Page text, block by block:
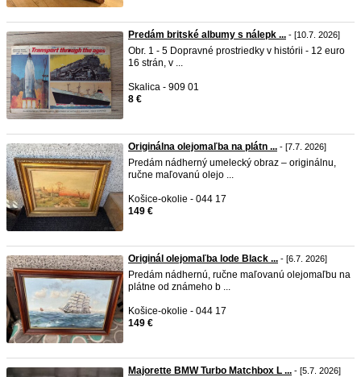
Predám britské albumy s nálepk ... - [10.7. 2026]
Obr. 1 - 5 Dopravné prostriedky v histórii - 12 euro
16 strán, v ...
Skalica - 909 01
8 €
Originálna olejomaľba na plátn ... - [7.7. 2026]
Predám nádherný umelecký obraz – originálnu,
ručne maľovanú olejo ...
Košice-okolie - 044 17
149 €
Originál olejomaľba lode Black ... - [6.7. 2026]
Predám nádhernú, ručne maľovanú olejomaľbu na
plátne od známeho b ...
Košice-okolie - 044 17
149 €
Majorette BMW Turbo Matchbox L ... - [5.7. 2026]